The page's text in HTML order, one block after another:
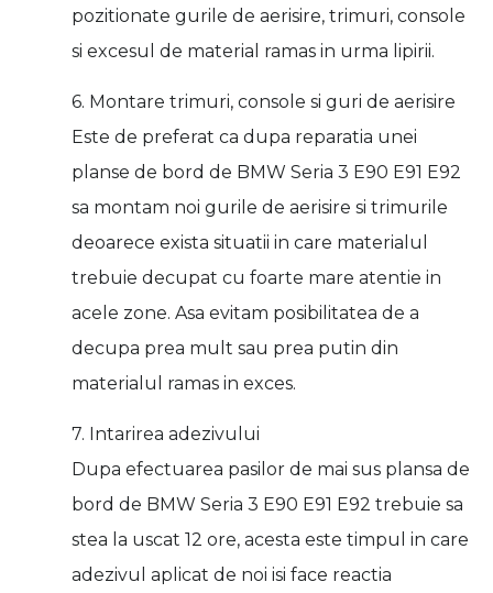
pozitionate gurile de aerisire, trimuri, console
si excesul de material ramas in urma lipirii.
6. Montare trimuri, console si guri de aerisire
Este de preferat ca dupa reparatia unei
planse de bord de BMW Seria 3 E90 E91 E92
sa montam noi gurile de aerisire si trimurile
deoarece exista situatii in care materialul
trebuie decupat cu foarte mare atentie in
acele zone. Asa evitam posibilitatea de a
decupa prea mult sau prea putin din
materialul ramas in exces.
7. Intarirea adezivului
Dupa efectuarea pasilor de mai sus plansa de
bord de BMW Seria 3 E90 E91 E92 trebuie sa
stea la uscat 12 ore, acesta este timpul in care
adezivul aplicat de noi isi face reactia